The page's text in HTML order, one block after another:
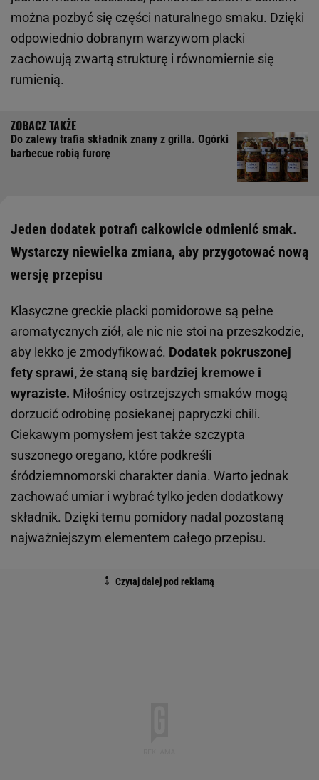
można pozbyć się części naturalnego smaku. Dzięki
odpowiednio dobranym warzywom placki
zachowują zwartą strukturę i równomiernie się
rumienią.
Do zalewy trafia składnik znany z grilla. Ogórki
barbecue robią furorę
Jeden dodatek potrafi całkowicie odmienić smak.
Wystarczy niewielka zmiana, aby przygotować nową
wersję przepisu
Klasyczne greckie placki pomidorowe są pełne
aromatycznych ziół, ale nic nie stoi na przeszkodzie,
aby lekko je zmodyfikować. Dodatek pokruszonej
fety sprawi, że staną się bardziej kremowe i
wyraziste. Miłośnicy ostrzejszych smaków mogą
dorzucić odrobinę posiekanej papryczki chili.
Ciekawym pomysłem jest także szczypta
suszonego oregano, które podkreśli
śródziemnomorski charakter dania. Warto jednak
zachować umiar i wybrać tylko jeden dodatkowy
składnik. Dzięki temu pomidory nadal pozostaną
najważniejszym elementem całego przepisu.